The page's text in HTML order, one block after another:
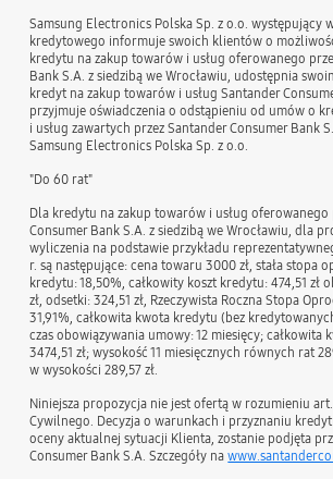
Samsung Electronics Polska Sp. z o.o. występujący
kredytowego informuje swoich klientów o
kredytu na zakup towarów i usług oferowanego
Bank S.A. z siedzibą we Wrocławiu, udostępnia
kredyt na zakup towarów i usług Santander
przyjmuje oświadczenia o odstąpieniu od umów o
i usług zawartych przez Santander Consumer Bank
Samsung Electronics Polska Sp. z o.o.
"Do 60 rat"
Dla kredytu na zakup towarów i usług oferowanego
Consumer Bank S.A. z siedzibą we Wrocławiu, dla
wyliczenia na podstawie przykładu
r. są następujące: cena towaru 3000 zł, stała stopa
kredytu: 18,50%, całkowity koszt kredytu: 474,51 zł
zł, odsetki: 324,51 zł, Rzeczywista Roczna Stopa
31,91%, całkowita kwota kredytu (bez
czas obowiązywania umowy: 12 miesięcy; całkowita
3474,51 zł; wysokość 11 miesięcznych równych rat
w wysokości 289,57 zł.
Niniejsza propozycja nie jest ofertą w rozumieniu
Cywilnego. Decyzja o warunkach i przyznaniu
oceny aktualnej sytuacji Klienta, zostanie podjęta
Consumer Bank S.A. Szczegóły na